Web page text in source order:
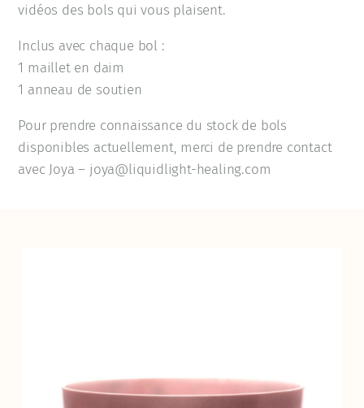
vidéos des bols qui vous plaisent.
Inclus avec chaque bol :
1 maillet en daim
1 anneau de soutien
Pour prendre connaissance du stock de bols
disponibles actuellement, merci de prendre contact
avec Joya – joya@liquidlight-healing.com